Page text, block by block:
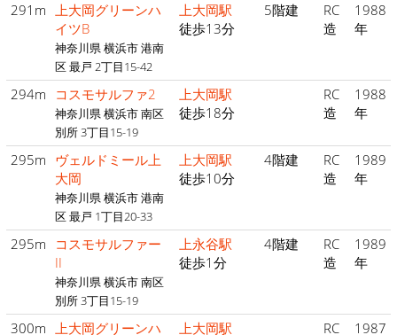
291m 上大岡グリーンハ
イツB
神奈川県 横浜市 港南
区 最戸 2丁目15-42
上大岡駅
徒歩13分
5階建
RC
造
1988
年
294m コスモサルファ2
神奈川県 横浜市 南区
別所 3丁目15-19
上大岡駅
徒歩18分
RC
造
1988
年
295m ヴェルドミール上
大岡
神奈川県 横浜市 港南
区 最戸 1丁目20-33
上大岡駅
徒歩10分
4階建
RC
造
1989
年
295m
コスモサルファー
II
神奈川県 横浜市 南区
別所 3丁目15-19
上永谷駅
徒歩1分
4階建
RC
造
1989
年
300m 上大岡グリーンハ 上大岡駅 RC 1987